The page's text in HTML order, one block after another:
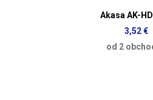
Akasa AK-
3,52 €
od 2